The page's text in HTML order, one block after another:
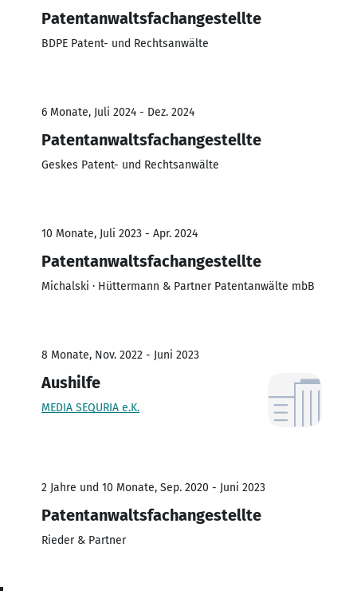
Patentanwaltsfachangestellte
BDPE Patent- und Rechtsanwälte
6 Monate, Juli 2024 - Dez. 2024
Patentanwaltsfachangestellte
Geskes Patent- und Rechtsanwälte
10 Monate, Juli 2023 - Apr. 2024
Patentanwaltsfachangestellte
Michalski · Hüttermann & Partner Patentanwälte mbB
8 Monate, Nov. 2022 - Juni 2023
Aushilfe
MEDIA SEQURIA e.K.
2 Jahre und 10 Monate, Sep. 2020 - Juni 2023
Patentanwaltsfachangestellte
Rieder & Partner